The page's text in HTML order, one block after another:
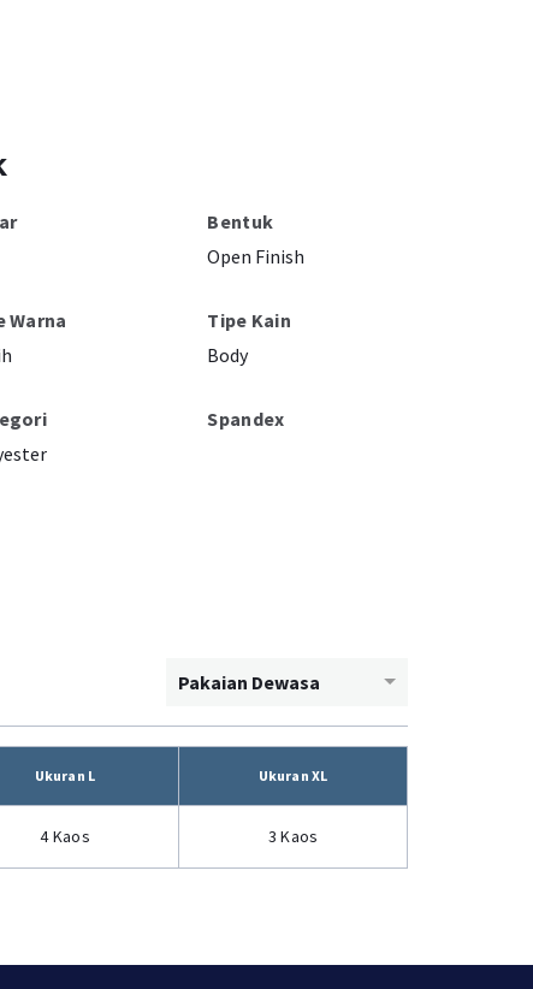
Bentuk
Open Finish
Warna
Tipe Kain
Body
Spandex
Pakaian Dewasa
Ukuran L Ukuran XL
4 Kaos 3 Kaos